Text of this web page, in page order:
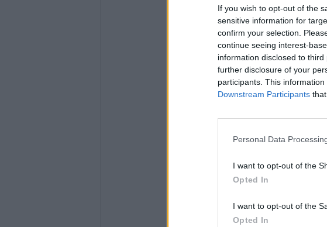
If you wish to opt-out of the
sensitive information for
confirm your selection.
continue seeing interest-
information disclosed to
further disclosure of your
participants. This
Downstream Participants
Personal Data
I want to opt-out of the
Opted In
I want to opt-out of the
Opted In